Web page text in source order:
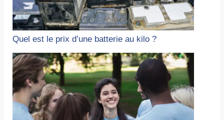
Quel est le prix d’une batterie au kilo ?